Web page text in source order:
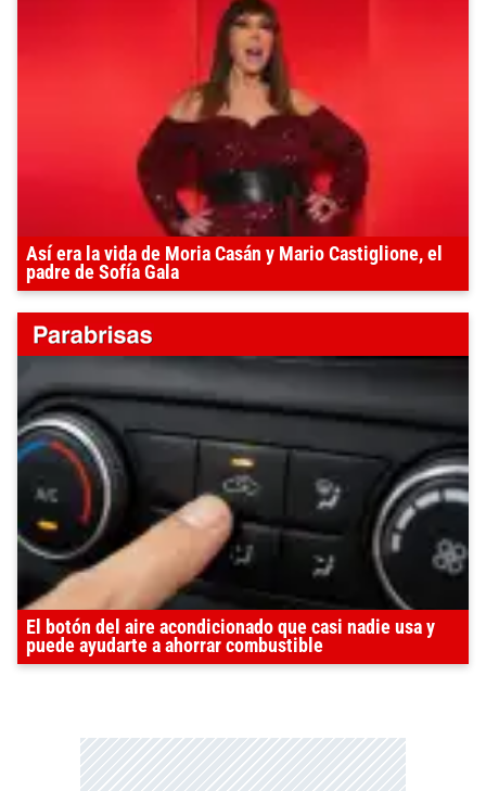
Así era la vida de Moria Casán y Mario Castiglione, el
padre de Sofía Gala
El botón del aire acondicionado que casi nadie usa y
puede ayudarte a ahorrar combustible